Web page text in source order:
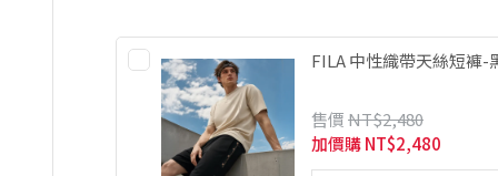
FILA 中性織帶天絲短褲-
售價NT$2,480
加價購NT$2,480